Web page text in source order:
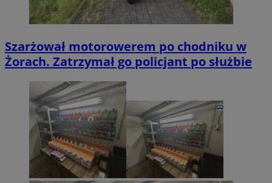
Szarżował motorowerem po chodniku w
Żorach. Zatrzymał go policjant po służbie